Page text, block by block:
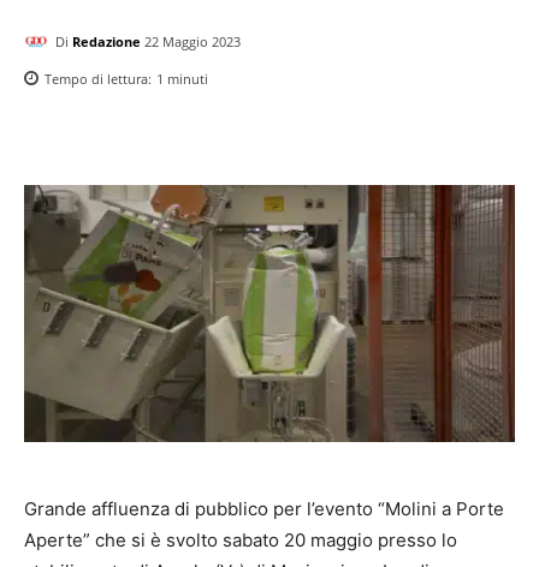
Di Redazione 22 Maggio 2023
Tempo di lettura: 1 minuti
Grande affluenza di pubblico per l’evento “Molini a Porte
Aperte” che si è svolto sabato 20 maggio presso lo